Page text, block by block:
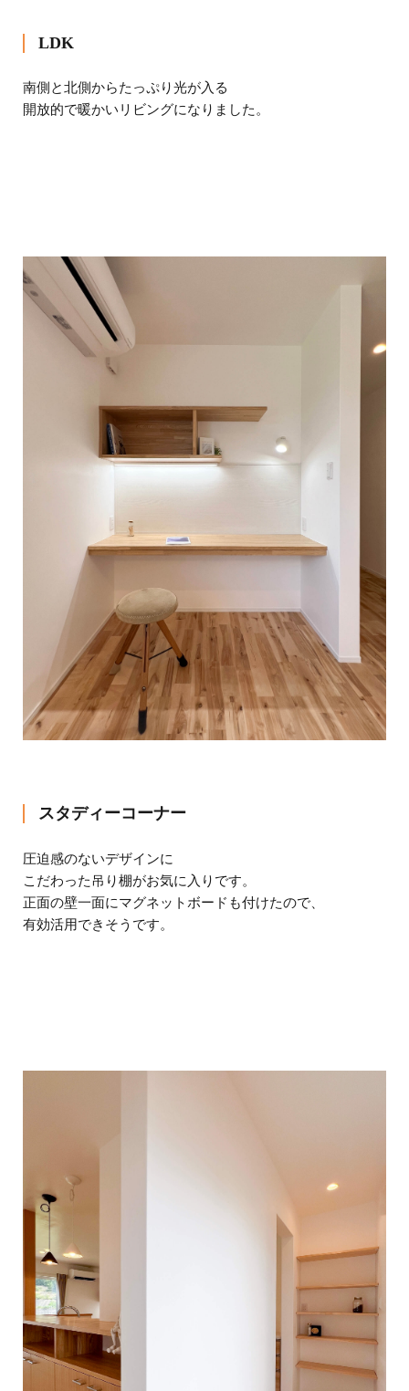
LDK
南側と北側からたっぷり光が入る
開放的で暖かいリビングになりました。
スタディーコーナー
圧迫感のないデザインに
こだわった吊り棚がお気に入りです。
正面の壁一面にマグネットボードも付けたので、
有効活用できそうです。